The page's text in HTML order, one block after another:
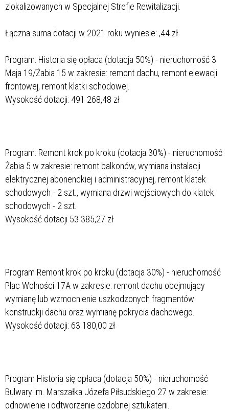
zlokalizowanych w Specjalnej Strefie Rewitalizacji.
Łączna suma dotacji w 2021 roku wyniesie: ,44 zł.
Program: Historia się opłaca (dotacja 50%) - nieruchomość 3
Maja 19/Żabia 15 w zakresie: remont dachu, remont elewacji
frontowej, remont klatki schodowej.
Wysokość dotacji: 491 268,48 zł
Program: Remont krok po kroku (dotacja 30%) - nieruchomość
Żabia 5 w zakresie: remont balkonów, wymiana instalacji
elektrycznej abonenckiej i administracyjnej, remont klatek
schodowych - 2 szt., wymiana drzwi wejściowych do klatek
schodowych - 2 szt.
Wysokość dotacji 53 385,27 zł
Program Remont krok po kroku (dotacja 30%) - nieruchomość
Plac Wolności 17A w zakresie: remont dachu obejmujący
wymianę lub wzmocnienie uszkodzonych fragmentów
konstruckji dachu oraz wymianę pokrycia dachowego.
Wysokość dotacji: 63 180,00 zł
Program Historia się opłaca (dotacja 50%) - nieruchomość
Bulwary im. Marszałka Józefa Piłsudskiego 27 w zakresie:
odnowienie i odtworzenie ozdobnej sztukaterii.